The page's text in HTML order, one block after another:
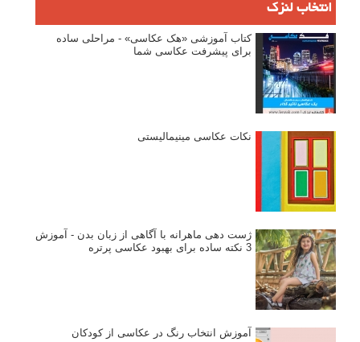
انتخاب لنزک
کتاب آموزشی «هک عکاسی» - مراحلی ساده
برای پیشرفت عکاسی شما
نکات عکاسی مینیمالیستی
ژست دهی ماهرانه با آگاهی از زبان بدن - آموزش
3 نکته ساده برای بهبود عکاسی پرتره
آموزش انتخاب رنگ در عکاسی از کودکان